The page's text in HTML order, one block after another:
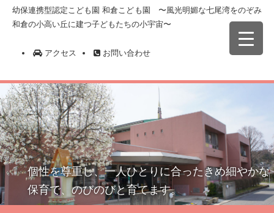
幼保連携型認定こども園 和倉こども園 〜風光明媚な七尾湾をのぞみ
和倉の小高い丘に建つ子どもたちの小宇宙〜
アクセス お問い合わせ
個性を尊重し、一人ひとりに合ったきめ細やかな
保育で、のびのびと育てます。